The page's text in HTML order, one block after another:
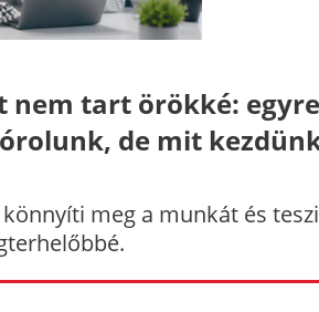
nem tart örökké: egyre
de mit
könnyíti meg a munkát és